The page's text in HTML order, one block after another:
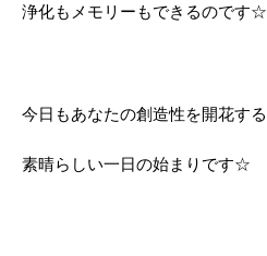
浄化もメモリーもできるのです☆
今日もあなたの創造性を開花する
素晴らしい一日の始まりです☆